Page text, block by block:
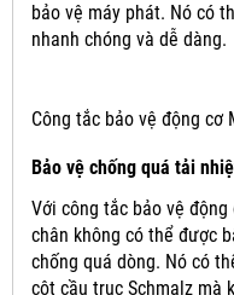
bảo vệ máy phát. Nó có
nhanh chóng và dễ dàng.
Công tắc bảo vệ động cơ
Bảo vệ chống quá tải
Với công tắc bảo vệ động
chân không có thể được
chống quá dòng. Nó có
cột cầu trục Schmalz mà